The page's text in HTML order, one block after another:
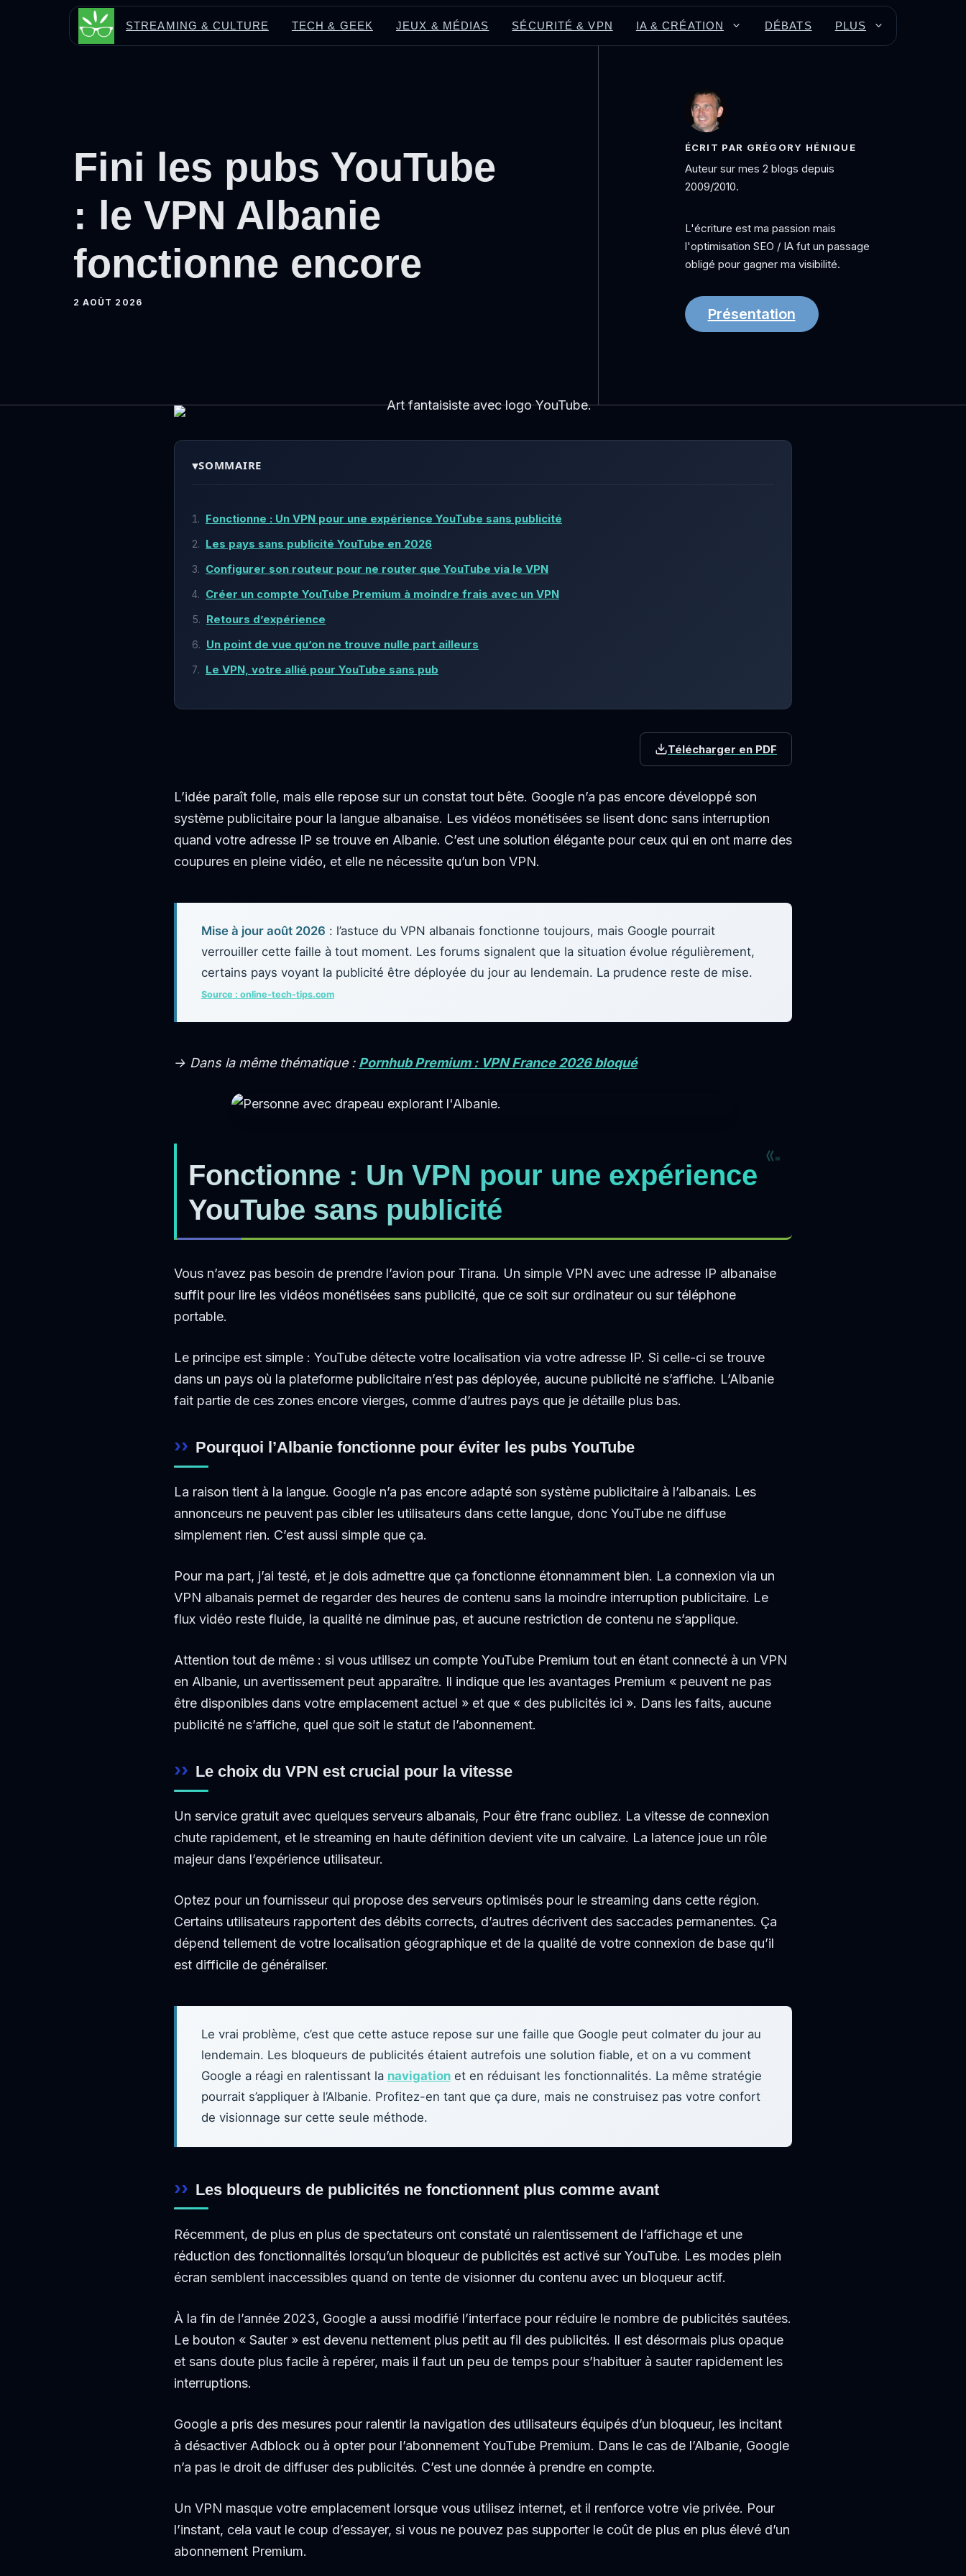
STREAMING & CULTURE TECH & GEEK JEUX & MÉDIAS SÉCURITÉ & VPN IA & CRÉATION DÉBATS PLUS
Fini les pubs YouTube
: le VPN Albanie
fonctionne encore
2 AOÛT 2026
ÉCRIT PAR GRÉGORY HÉNIQUE
Auteur sur mes 2 blogs depuis
2009/2010.
L'écriture est ma passion mais
l'optimisation SEO / IA fut un passage
obligé pour gagner ma visibilité.
Présentation
▾SOMMAIRE
Fonctionne : Un VPN pour une expérience YouTube sans publicité
Les pays sans publicité YouTube en 2026
Configurer son routeur pour ne router que YouTube via le VPN
Créer un compte YouTube Premium à moindre frais avec un VPN
Retours d’expérience
Un point de vue qu’on ne trouve nulle part ailleurs
Le VPN, votre allié pour YouTube sans pub
Télécharger en PDF
L’idée paraît folle, mais elle repose sur un constat tout bête. Google n’a pas encore développé son
système publicitaire pour la langue albanaise. Les vidéos monétisées se lisent donc sans interruption
quand votre adresse IP se trouve en Albanie. C’est une solution élégante pour ceux qui en ont marre des
coupures en pleine vidéo, et elle ne nécessite qu’un bon VPN.
Mise à jour août 2026 : l’astuce du VPN albanais fonctionne toujours, mais Google pourrait
verrouiller cette faille à tout moment. Les forums signalent que la situation évolue régulièrement,
certains pays voyant la publicité être déployée du jour au lendemain. La prudence reste de mise.
Source : online-tech-tips.com
→ Dans la même thématique : Pornhub Premium : VPN France 2026 bloqué
Fonctionne : Un VPN pour une expérience
YouTube sans publicité
Vous n’avez pas besoin de prendre l’avion pour Tirana. Un simple VPN avec une adresse IP albanaise
suffit pour lire les vidéos monétisées sans publicité, que ce soit sur ordinateur ou sur téléphone
portable.
Le principe est simple : YouTube détecte votre localisation via votre adresse IP. Si celle-ci se trouve
dans un pays où la plateforme publicitaire n’est pas déployée, aucune publicité ne s’affiche. L’Albanie
fait partie de ces zones encore vierges, comme d’autres pays que je détaille plus bas.
Pourquoi l’Albanie fonctionne pour éviter les pubs YouTube
La raison tient à la langue. Google n’a pas encore adapté son système publicitaire à l’albanais. Les
annonceurs ne peuvent pas cibler les utilisateurs dans cette langue, donc YouTube ne diffuse
simplement rien. C’est aussi simple que ça.
Pour ma part, j’ai testé, et je dois admettre que ça fonctionne étonnamment bien. La connexion via un
VPN albanais permet de regarder des heures de contenu sans la moindre interruption publicitaire. Le
flux vidéo reste fluide, la qualité ne diminue pas, et aucune restriction de contenu ne s’applique.
Attention tout de même : si vous utilisez un compte YouTube Premium tout en étant connecté à un VPN
en Albanie, un avertissement peut apparaître. Il indique que les avantages Premium « peuvent ne pas
être disponibles dans votre emplacement actuel » et que « des publicités ici ». Dans les faits, aucune
publicité ne s’affiche, quel que soit le statut de l’abonnement.
Le choix du VPN est crucial pour la vitesse
Un service gratuit avec quelques serveurs albanais, Pour être franc oubliez. La vitesse de connexion
chute rapidement, et le streaming en haute définition devient vite un calvaire. La latence joue un rôle
majeur dans l’expérience utilisateur.
Optez pour un fournisseur qui propose des serveurs optimisés pour le streaming dans cette région.
Certains utilisateurs rapportent des débits corrects, d’autres décrivent des saccades permanentes. Ça
dépend tellement de votre localisation géographique et de la qualité de votre connexion de base qu’il
est difficile de généraliser.
Le vrai problème, c’est que cette astuce repose sur une faille que Google peut colmater du jour au
lendemain. Les bloqueurs de publicités étaient autrefois une solution fiable, et on a vu comment
Google a réagi en ralentissant la navigationet en réduisant les fonctionnalités. La même stratégie
pourrait s’appliquer à l’Albanie. Profitez-en tant que ça dure, mais ne construisez pas votre confort
de visionnage sur cette seule méthode.
Les bloqueurs de publicités ne fonctionnent plus comme avant
Récemment, de plus en plus de spectateurs ont constaté un ralentissement de l’affichage et une
réduction des fonctionnalités lorsqu’un bloqueur de publicités est activé sur YouTube. Les modes plein
écran semblent inaccessibles quand on tente de visionner du contenu avec un bloqueur actif.
À la fin de l’année 2023, Google a aussi modifié l’interface pour réduire le nombre de publicités sautées.
Le bouton « Sauter » est devenu nettement plus petit au fil des publicités. Il est désormais plus opaque
et sans doute plus facile à repérer, mais il faut un peu de temps pour s’habituer à sauter rapidement les
interruptions.
Google a pris des mesures pour ralentir la navigation des utilisateurs équipés d’un bloqueur, les incitant
à désactiver Adblock ou à opter pour l’abonnement YouTube Premium. Dans le cas de l’Albanie, Google
n’a pas le droit de diffuser des publicités. C’est une donnée à prendre en compte.
Un VPN masque votre emplacement lorsque vous utilisez internet, et il renforce votre vie privée. Pour
l’instant, cela vaut le coup d’essayer, si vous ne pouvez pas supporter le coût de plus en plus élevé d’un
abonnement Premium.